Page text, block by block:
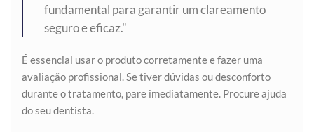
fundamental para garantir um clareamento
seguro e eficaz."
É essencial usar o produto corretamente e fazer uma
avaliação profissional. Se tiver dúvidas ou desconforto
durante o tratamento, pare imediatamente. Procure ajuda
do seu dentista.